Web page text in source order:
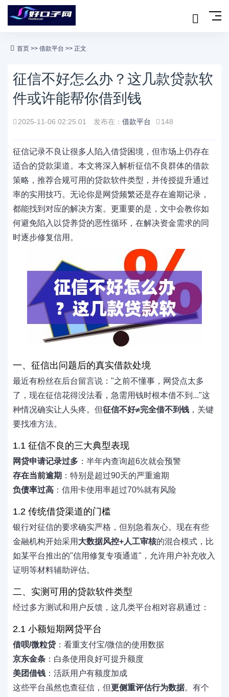
首页 >> 借款平台 >> 正文
征信不好怎么办？这几款贷款软
件或许能帮你借到钱
2025-11-06 02:25:01 发布在： 借款平台 148
征信记录不良让很多人陷入借贷困境，但市场上仍存在
适合的贷款渠道。本文将深入解析征信不良群体的借款
策略，推荐合规可用的贷款软件类型，并传授提升通过
率的实用技巧。无论你是网贷频繁还是存在逾期记录，
都能找到对应的解决方案。更重要的是，文中会教你如
何避免陷入以贷养贷的恶性循环，在解决资金需求的同
时逐步修复信用。
一、征信出问题后的真实借款处境
最近有粉丝在后台留言说："之前不懂事，网贷点太多
了，现在征信花得没法看，急需用钱时根本借不到..."这
种情况确实让人头疼。但征信不好≠完全借不到钱 ，关键
要找准方法。
1.1 征信不良的三大典型表现
网贷申请记录过多 ：半年内查询超6次就会预警
存在当前逾期 ：特别是超过90天的严重逾期
负债率过高 ：信用卡使用率超过70%就有风险
1.2 传统借贷渠道的门槛
银行对征信的要求确实严格，但别急着灰心。现在有些
金融机构开始采用 大数据风控+人工审核的混合模式，比
如某平台推出的"信用修复专项通道"，允许用户补充收入
证明等材料辅助评估。
二、实测可用的贷款软件类型
经过多方测试和用户反馈，这几类平台相对容易通过：
2.1 小额短期网贷平台
借呗/微粒贷 ：看重支付宝/微信的使用数据
京东金条 ：白条使用良好可提升额度
美团借钱 ：活跃用户有额度加成
这些平台虽然也查征信，但更侧重评估行为数据。有个